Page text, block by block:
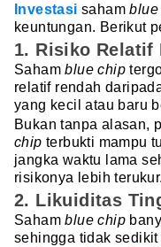
Investasi saham
keuntungan. Berikut
1. Risiko Relatif
Sahamblue chip
relatif rendah
yang kecil atau baru
Bukan tanpa alasan,
chip terbukti mampu
jangka waktu lama
risikonya lebih terukur.
2. Likuiditas
Sahamblue chip
sehingga tidak